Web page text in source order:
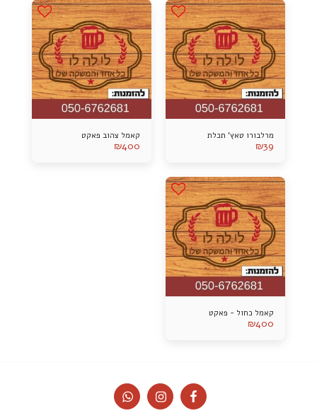
מרלבורו טאץ' תכלת
₪39
קאמל צהוב פאקט
₪400
קאמל כחול - פאקט
₪400